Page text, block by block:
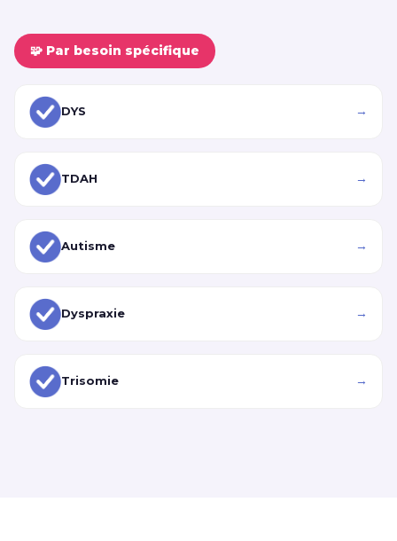
🧩 Par besoin spécifique
DYS →
TDAH →
Autisme →
Dyspraxie →
Trisomie →